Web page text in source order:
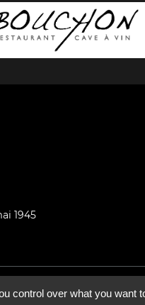
1945
control over what you want